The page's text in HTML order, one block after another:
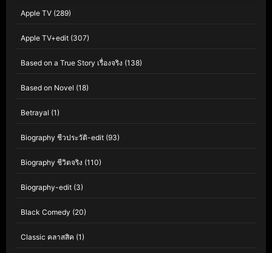
Apple TV (289)
Apple TV+edit (307)
Based on a True Story เรื่องจริง (138)
Based on Novel (18)
Betrayal (1)
Biography ชีวประวัติ-edit (93)
Biography ชีวิตจริง (110)
Biography-edit (3)
Black Comedy (20)
Classic คลาสสิค (1)